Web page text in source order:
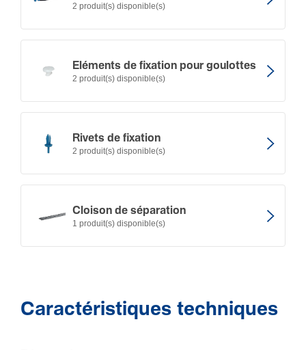
2 produit(s) disponible(s)
Eléments de fixation pour goulottes
2 produit(s) disponible(s)
Rivets de fixation
2 produit(s) disponible(s)
Cloison de sépa­ra­tion
1 produit(s) disponible(s)
Caractéristiques techniques